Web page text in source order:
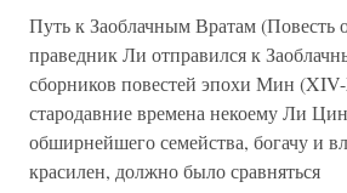
Путь к Заоблачным Вратам (Повесть
праведник Ли отправился к
сборников повестей эпохи Мин
стародавние времена некоему Ли
обширнейшего се­мейства, богачу и
красилен, должно было срав­няться